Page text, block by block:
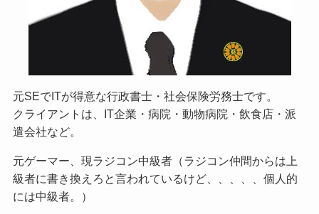
元SEでITが得意な行政書士・社会保険労務士です。
クライアントは、IT企業・病院・動物病院・飲食店・派
遣会社など。
元ゲーマー、現ラジコン中級者（ラジコン仲間からは上
級者に書き換えろと言われているけど、、、、、個人的
には中級者。）